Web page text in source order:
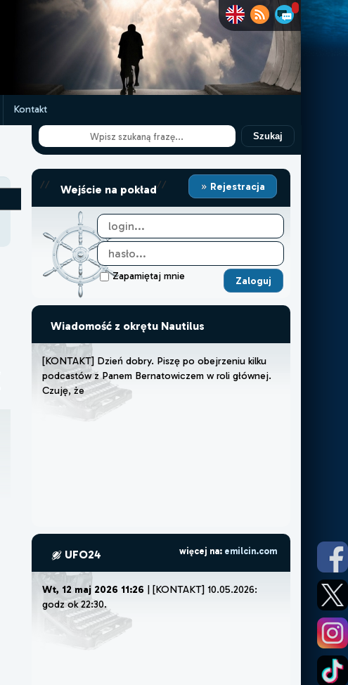
Kontakt
Szukaj
// Wejście na pokład// Rejestracja
Zapamiętaj mnie
Wiadomość z okrętu Nautilus
[KONTAKT] Dzień dobry. Piszę po obejrzeniu kilku
podcastów z Panem Bernatowiczem w roli głównej.
Czuję, że muszę lub
UFO24 więcej na: emilcin.com
Wt, 12 maj 2026 11:26 | [KONTAKT] 10.05.2026:
godz ok 22:30.